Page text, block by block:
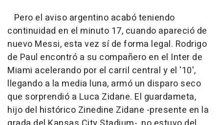
Pero el aviso argentino acabó teniendo
continuidad en el minuto 17, cuando apareció de
nuevo Messi, esta vez sí de forma legal. Rodrigo
de Paul encontró a su compañero en el Inter de
Miami acelerando por el carril central y el '10',
llegando a la media luna, armó un disparo seco
que sorprendió a Luca Zidane. El guardameta,
hijo del histórico Zinedine Zidane -presente en la